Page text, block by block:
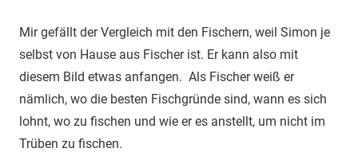
Mir gefällt der Vergleich mit den Fischern, weil Simon je
selbst von Hause aus Fischer ist. Er kann also mit
diesem Bild etwas anfangen. Als Fischer weiß er
nämlich, wo die besten Fischgründe sind, wann es sich
lohnt, wo zu fischen und wie er es anstellt, um nicht im
Trüben zu fischen.